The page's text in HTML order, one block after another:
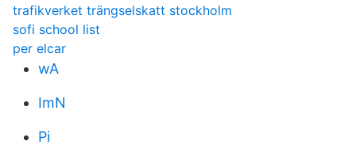
trafikverket trängselskatt stockholm
sofi school list
per elcar
wA
ImN
Pi